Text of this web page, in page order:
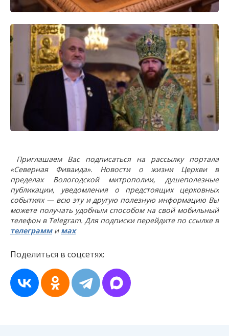
Приглашаем Вас подписаться на рассылку портала
«Северная Фиваида». Новости о жизни Церкви в
пределах Вологодской митрополии, душеполезные
публикации, уведомления о предстоящих церковных
событиях — всю эту и другую полезную информацию Вы
можете получать удобным способом на свой мобильный
телефон в Telegram. Для подписки перейдите по ссылке в
телеграмми мах
Поделиться в соцсетях: